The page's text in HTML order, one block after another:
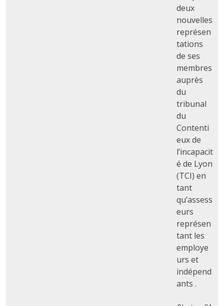
deux
nouvelles
représen
tations
de ses
membres
auprès
du
tribunal
du
Contenti
eux de
l’incapacit
é de Lyon
(TCI) en
tant
qu’assess
eurs
représen
tant les
employe
urs et
indépend
ants .